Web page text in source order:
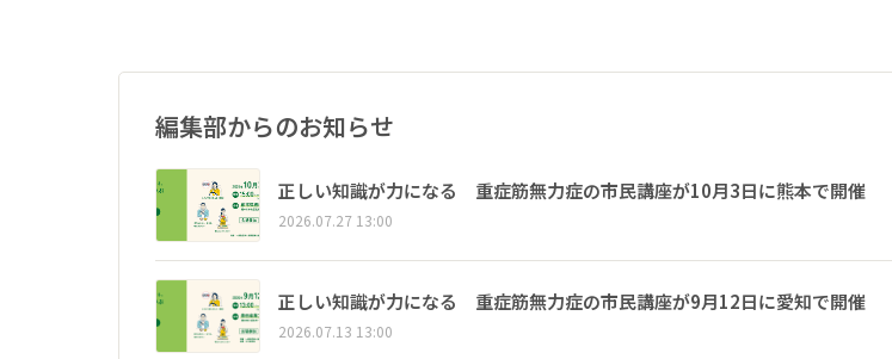
編集部からのお知らせ
正しい知識が力になる 重症筋無力症の市民講座が10月3日に熊本で開催
2026.07.27 13:00
正しい知識が力になる 重症筋無力症の市民講座が9月12日に愛知で開催
2026.07.13 13:00